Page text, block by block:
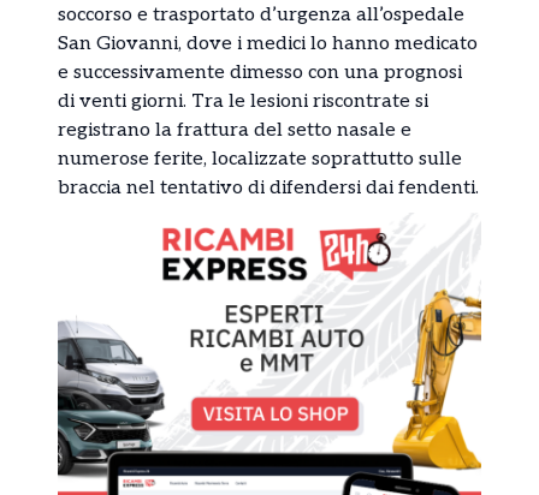
soccorso e trasportato d’urgenza all’ospedale
San Giovanni, dove i medici lo hanno medicato
e successivamente dimesso con una prognosi
di venti giorni. Tra le lesioni riscontrate si
registrano la frattura del setto nasale e
numerose ferite, localizzate soprattutto sulle
braccia nel tentativo di difendersi dai fendenti.